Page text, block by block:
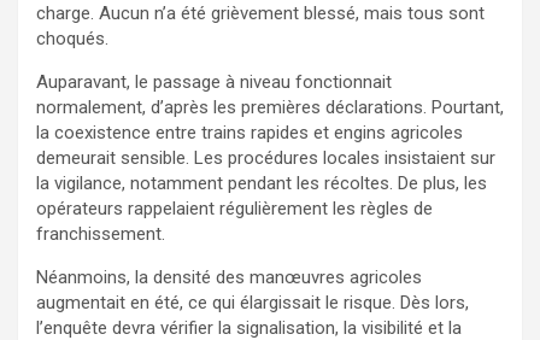
charge. Aucun n’a été grièvement blessé, mais tous sont
choqués.
Auparavant, le passage à niveau fonctionnait
normalement, d’après les premières déclarations. Pourtant,
la coexistence entre trains rapides et engins agricoles
demeurait sensible. Les procédures locales insistaient sur
la vigilance, notamment pendant les récoltes. De plus, les
opérateurs rappelaient régulièrement les règles de
franchissement.
Néanmoins, la densité des manœuvres agricoles
augmentait en été, ce qui élargissait le risque. Dès lors,
l’enquête devra vérifier la signalisation, la visibilité et la